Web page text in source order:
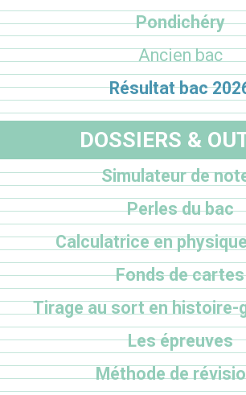
Pondichéry
Ancien bac
Résultat bac
DOSSIERS &
Simulateur de
Perles du bac
Calculatrice en
Fonds de cartes
Tirage au sort en histoire-
Les épreuves
Méthode de